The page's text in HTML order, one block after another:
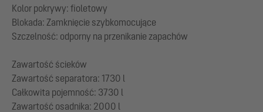
Kolor pokrywy: fioletowy
Blokada: Zamknięcie szybkomocujące
Szczelność: odporny na przenikanie zapachów
Zawartość ścieków
Zawartość separatora: 1730 l
Całkowita pojemność: 3730 l
Zawartość osadnika: 2000 l